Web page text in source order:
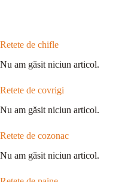
Retete de chifle
Nu am găsit niciun articol.
Retete de covrigi
Nu am găsit niciun articol.
Retete de cozonac
Nu am găsit niciun articol.